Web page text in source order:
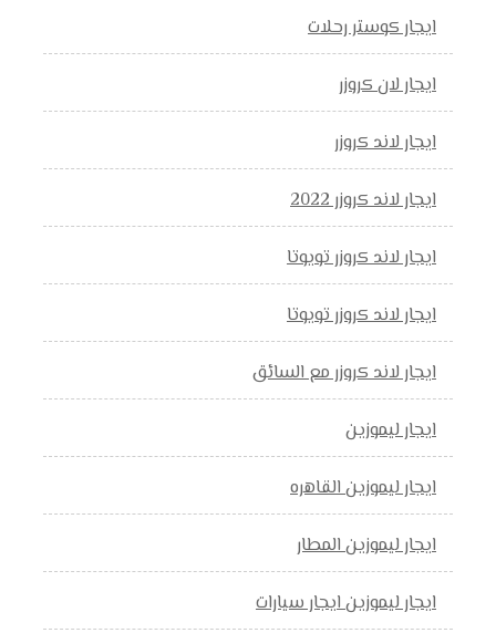
ايجار كوستر رحلات
ايجار لان كروزر
ايجار لاند كروزر
ايجار لاند كروزر 2022
ايجار لاند كروزر تويوتا
ايجار لاند كروزر تويوتا
ايجار لاند كروزر مع السائق
ايجار ليموزين
ايجار ليموزين القاهره
ايجار ليموزين المطار
ايجار ليموزين ايجار سيارات